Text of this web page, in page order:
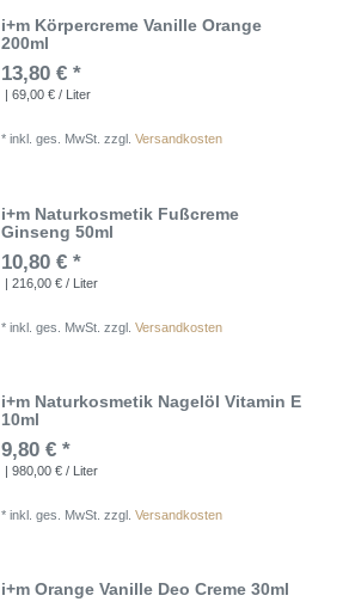
i+m Körpercreme Vanille Orange
200ml
13,80 € *
| 69,00 € / Liter
*inkl. ges. MwSt. zzgl.Versandkosten
i+m Naturkosmetik Fußcreme
Ginseng 50ml
10,80 € *
| 216,00 € / Liter
*inkl. ges. MwSt. zzgl.Versandkosten
i+m Naturkosmetik Nagelöl Vitamin E
10ml
9,80 € *
| 980,00 € / Liter
*inkl. ges. MwSt. zzgl.Versandkosten
i+m Orange Vanille Deo Creme 30ml